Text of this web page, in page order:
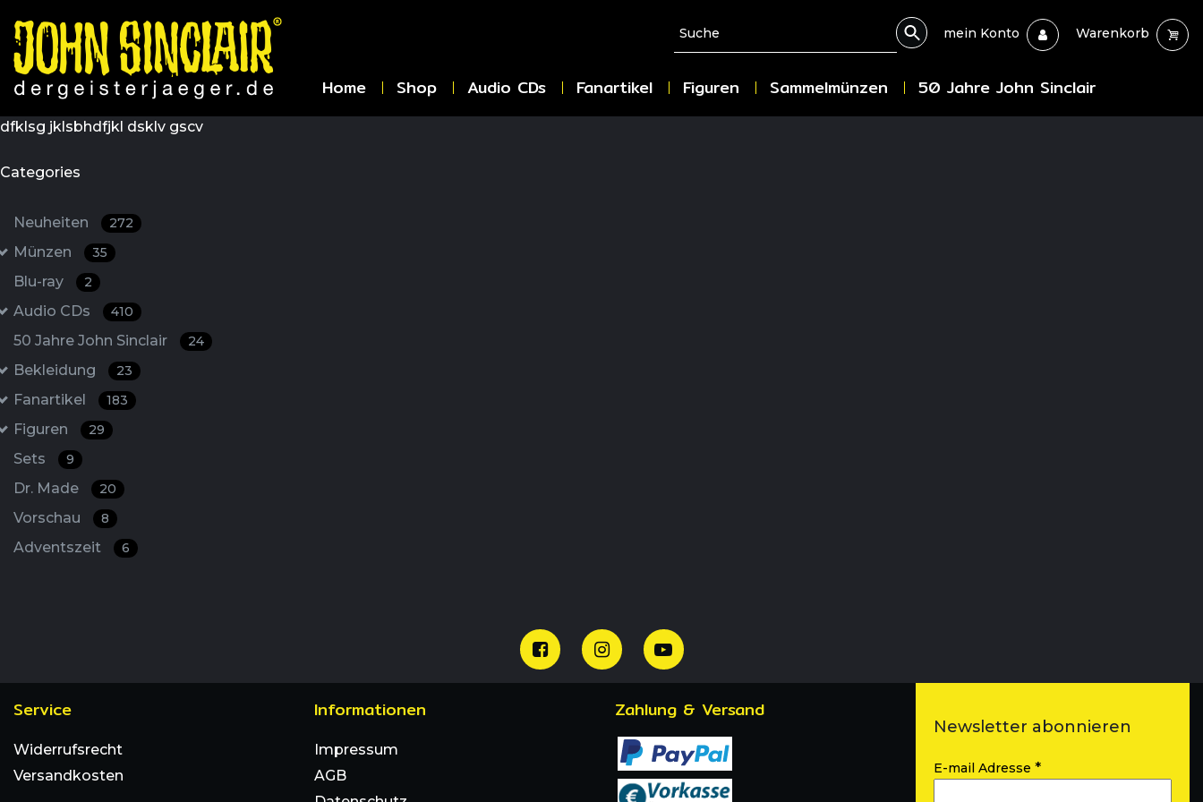
mein Konto Warenkorb
Home Shop Audio CDs Fanartikel Figuren Sammelmünzen 50 Jahre John Sinclair
dfklsg jklsbhdfjkl dsklv gscv
Categories
Neuheiten 272
Münzen 35
Blu-ray 2
Audio CDs 410
50 Jahre John Sinclair 24
Bekleidung 23
Fanartikel 183
Figuren 29
Sets 9
Dr. Made 20
Vorschau 8
Adventszeit 6
Service
Widerrufsrecht
Versandkosten
Informationen
Impressum
AGB
Zahlung & Versand
Newsletter abonnieren
E-mail Adresse *